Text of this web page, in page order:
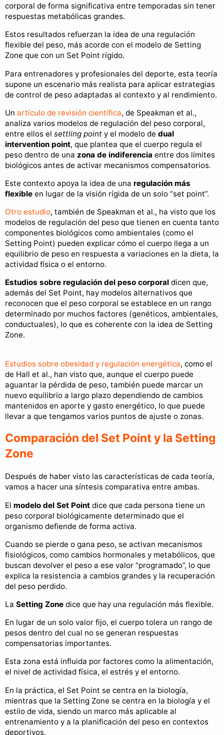
corporal de forma significativa entre temporadas sin tener
respuestas metabólicas grandes.
Estos resultados refuerzan la idea de una regulación
flexible del peso, más acorde con el modelo de Setting
Zone que con un Set Point rígido.
Para entrenadores y profesionales del deporte, esta teoría
supone un escenario más realista para aplicar estrategias
de control de peso adaptadas al contexto y al rendimiento.
Un artículo de revisión científica, de Speakman et al.,
analiza varios modelos de regulación del peso corporal,
entre ellos el settling point y el modelo de dual
intervention point, que plantea que el cuerpo regula el
peso dentro de una zona de indiferen­cia entre dos límites
biológicos antes de activar mecanismos compensatorios.
Este contexto apoya la idea de una regulación más
flexible en lugar de la visión rígida de un solo “set point”.
Otro estudio, también de Speakman et al., ha visto que los
modelos de regulación del peso que tienen en cuenta tanto
componentes biológicos como ambientales (como el
Setting Point) pueden explicar cómo el cuerpo llega a un
equilibrio de peso en respuesta a variaciones en la dieta, la
actividad física o el entorno.
Estudios sobre regulación del peso corporal dicen que,
además del Set Point, hay modelos alternativos que
reconocen que el peso corporal se establece en un rango
determinado por muchos factores (genéticos, ambientales,
conductuales), lo que es coherente con la idea de Setting
Zone.
Estudios sobre obesidad y regulación energética, como el
de Hall et al., han visto que, aunque el cuerpo puede
aguantar la pérdida de peso, también puede marcar un
nuevo equilibrio a largo plazo dependiendo de cambios
mantenidos en aporte y gasto energético, lo que puede
llevar a que tengamos varios puntos de ajuste o zonas.
Comparación del Set Point y la Setting
Zone
Después de haber visto las características de cada teoría,
vamos a hacer una síntesis comparativa entre ambas.
El modelo del Set Point dice que cada persona tiene un
peso corporal biológicamente determinado que el
organismo defiende de forma activa.
Cuando se pierde o gana peso, se activan mecanismos
fisiológicos, como cambios hormonales y metabólicos, que
buscan devolver el peso a ese valor “programado”, lo que
explica la resistencia a cambios grandes y la recuperación
del peso perdido.
La Setting Zone dice que hay una regulación más flexible.
En lugar de un solo valor fijo, el cuerpo tolera un rango de
pesos dentro del cual no se generan respuestas
compensatorias importantes.
Esta zona está influida por factores como la alimentación,
el nivel de actividad física, el estrés y el entorno.
En la práctica, el Set Point se centra en la biología,
mientras que la Setting Zone se centra en la biología y el
estilo de vida, siendo un marco más aplicable al
entrenamiento y a la planificación del peso en contextos
deportivos.